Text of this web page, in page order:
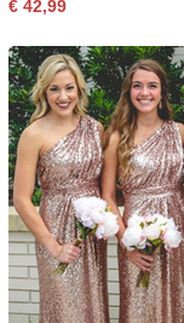
€ 42,99